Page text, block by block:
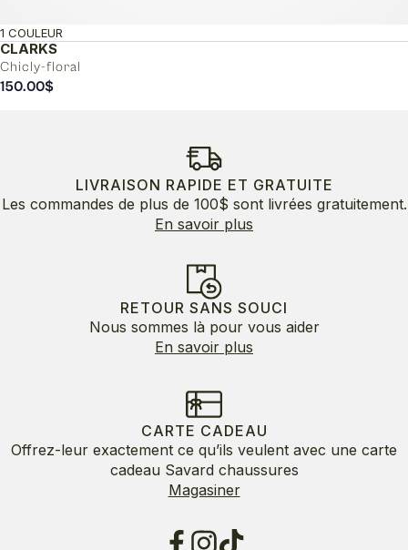
CLARKS
Chicly-floral
1 COULEUR
150.00$
LIVRAISON RAPIDE ET GRATUITE
Les commandes de plus de 100$ sont livrées gratuitement.
En savoir plus
RETOUR SANS SOUCI
Nous sommes là pour vous aider
En savoir plus
CARTE CADEAU
Offrez-leur exactement ce qu’ils veulent avec une carte
cadeau Savard chaussures
Magasiner